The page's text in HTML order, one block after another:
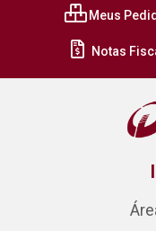
Meus
Notas